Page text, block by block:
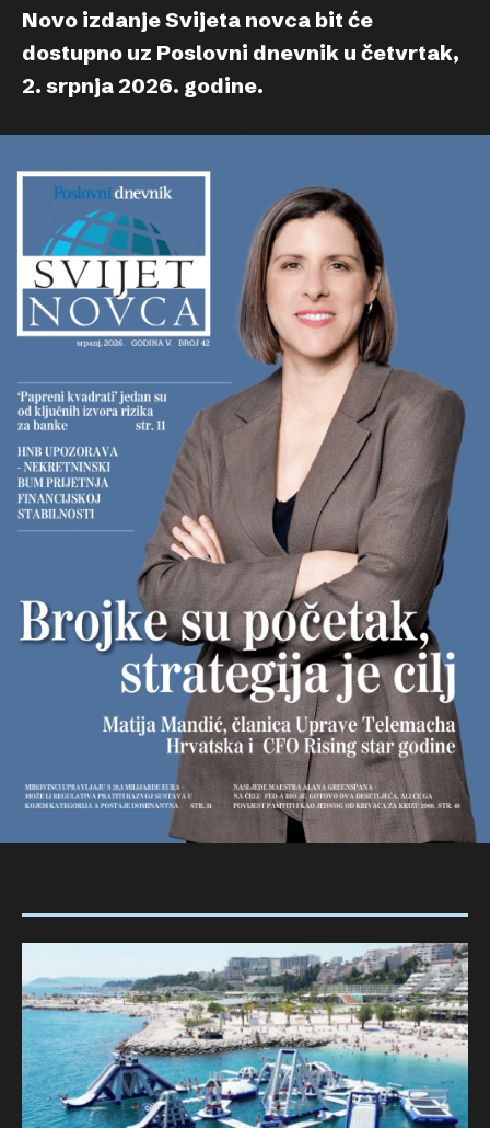
Novo izdanje Svijeta novca bit će
dostupno uz Poslovni dnevnik u četvrtak,
2. srpnja 2026. godine.